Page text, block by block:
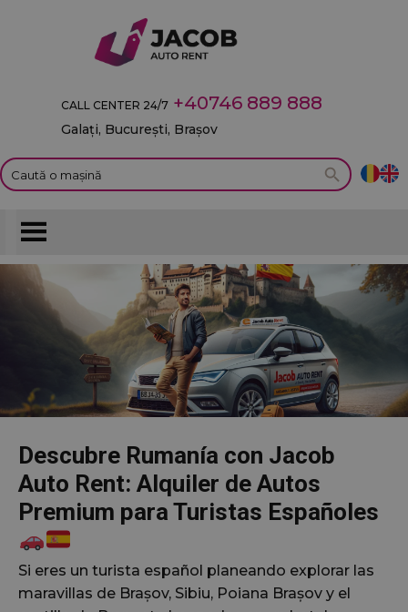
CALL CENTER 24/7 +40746 889 888
Galați, București, Brașov
Descubre Rumanía con Jacob
Auto Rent: Alquiler de Autos
Premium para Turistas Españoles
Si eres un turista español planeando explorar las
maravillas de Brașov, Sibiu, Poiana Brașov y el